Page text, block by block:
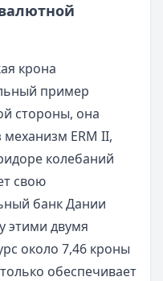
крона
пример
стороны, она
механизм ERM II,
колебаний
свою
банк Дании
этими двумя
около 7,46 кроны
обеспечивает